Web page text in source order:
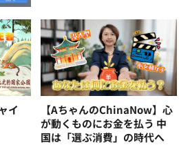
イ
【AちゃんのChinaNow】心
が動くものにお金を払う 中
国は「選ぶ消費」の時代へ